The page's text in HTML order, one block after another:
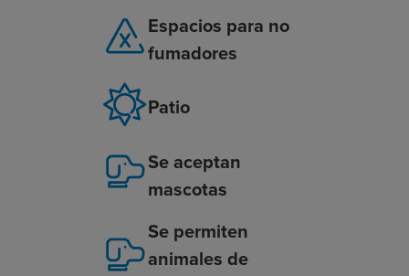
Espacios para no
fumadores
Patio
Se aceptan
mascotas
Se permiten
animales de